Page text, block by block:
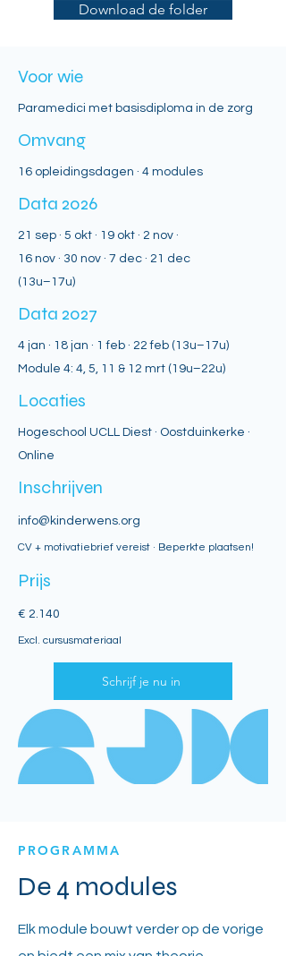
Download de folder
Voor wie
Paramedici met basisdiploma in de zorg
Omvang
16 opleidingsdagen · 4 modules
Data 2026
21 sep · 5 okt · 19 okt · 2 nov ·
16 nov · 30 nov · 7 dec · 21 dec
(13u–17u)
Data 2027
4 jan · 18 jan · 1 feb · 22 feb (13u–17u)
Module 4: 4, 5, 11 & 12 mrt (19u–22u)
Locaties
Hogeschool UCLL Diest · Oostduinkerke ·
Online
Inschrijven
info@kinderwens.org
CV + motivatiebrief vereist · Beperkte plaatsen!
Prijs
€ 2.140
Excl. cursusmateriaal
Schrijf je nu in
PROGRAMMA
De 4 modules
Elk module bouwt verder op de vorige